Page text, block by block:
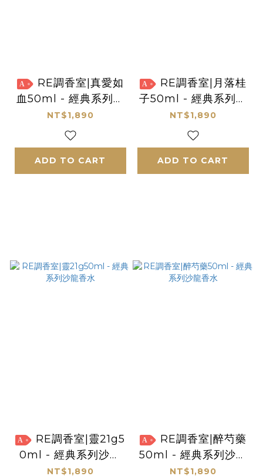
A
血50ml - 經典系列沙
龍香水
NT$1,890
ADD TO CART
A
子50ml - 經典系列沙
龍香水
NT$1,890
ADD TO CART
A
0ml - 經典系列沙龍
香水
NT$1,890
A
50ml - 經典系列沙龍
香水
NT$1,890